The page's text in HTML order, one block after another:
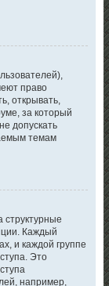
право
открывать,
за который
допускать
темам
структурные
Каждый
и каждой группе
Это
например,